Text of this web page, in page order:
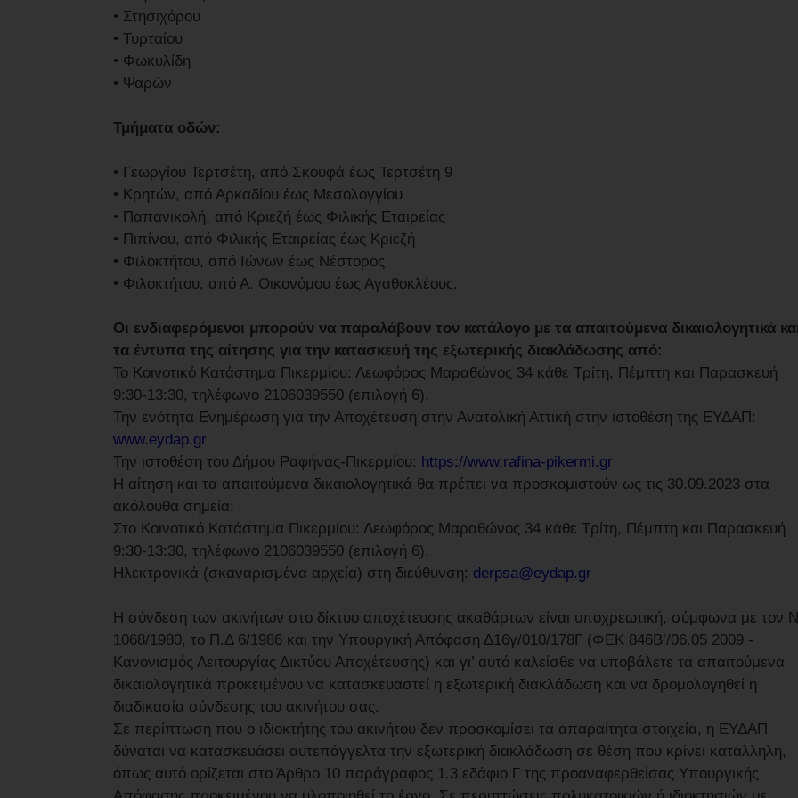
• Στησιχόρου
• Τυρταίου
• Φωκυλίδη
• Ψαρών
Τμήματα οδών:
• Γεωργίου Τερτσέτη, από Σκουφά έως Τερτσέτη 9
• Κρητών, από Αρκαδίου έως Μεσολογγίου
• Παπανικολή, από Κριεζή έως Φιλικής Εταιρείας
• Πιπίνου, από Φιλικής Εταιρείας έως Κριεζή
• Φιλοκτήτου, από Ιώνων έως Νέστορος
• Φιλοκτήτου, από Α. Οικονόμου έως Αγαθοκλέους.
Οι ενδιαφερόμενοι μπορούν να παραλάβουν τον κατάλογο με τα απαιτούμενα δικαιολογητικά
τα έντυπα της αίτησης για την κατασκευή της εξωτερικής διακλάδωσης από:
Το Κοινοτικό Κατάστημα Πικερμίου: Λεωφόρος Μαραθώνος 34 κάθε Τρίτη, Πέμπτη και Παρασκευή
9:30-13:30, τηλέφωνο 2106039550 (επιλογή 6).
Την ενότητα Ενημέρωση για την Αποχέτευση στην Ανατολική Αττική στην ιστοθέση της ΕΥΔΑΠ:
www.eydap.gr
Την ιστοθέση του Δήμου Ραφήνας-Πικερμίου: https://www.rafina-pikermi.gr
Η αίτηση και τα απαιτούμενα δικαιολογητικά θα πρέπει να προσκομιστούν ως τις 30.09.2023 στα
ακόλουθα σημεία:
Στο Κοινοτικό Κατάστημα Πικερμίου: Λεωφόρος Μαραθώνος 34 κάθε Τρίτη, Πέμπτη και Παρασκευή
9:30-13:30, τηλέφωνο 2106039550 (επιλογή 6).
Ηλεκτρονικά (σκαναρισμένα αρχεία) στη διεύθυνση: derpsa@eydap.gr
Η σύνδεση των ακινήτων στο δίκτυο αποχέτευσης ακαθάρτων είναι υποχρεωτική, σύμφωνα με τον Ν
1068/1980, το Π.Δ 6/1986 και την Υπουργική Απόφαση Δ16γ/010/178Γ (ΦΕΚ 846Β’/06.05 2009 -
Κανονισμός Λειτουργίας Δικτύου Αποχέτευσης) και γι’ αυτό καλείσθε να υποβάλετε τα απαιτούμενα
δικαιολογητικά προκειμένου να κατασκευαστεί η εξωτερική διακλάδωση και να δρομολογηθεί η
διαδικασία σύνδεσης του ακινήτου σας.
Σε περίπτωση που ο ιδιοκτήτης του ακινήτου δεν προσκομίσει τα απαραίτητα στοιχεία, η ΕΥΔΑΠ
δύναται να κατασκευάσει αυτεπάγγελτα την εξωτερική διακλάδωση σε θέση που κρίνει κατάλληλη,
όπως αυτό ορίζεται στο Άρθρο 10 παράγραφος 1.3 εδάφιο Γ της προαναφερθείσας Υπουργικής